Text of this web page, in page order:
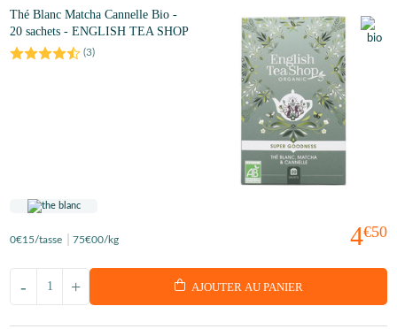
Thé Blanc Matcha Cannelle Bio -
20 sachets - ENGLISH TEA SHOP
(3)
4€50
0€15/tasse 75€00/kg
+
- AJOUTER AU PANIER